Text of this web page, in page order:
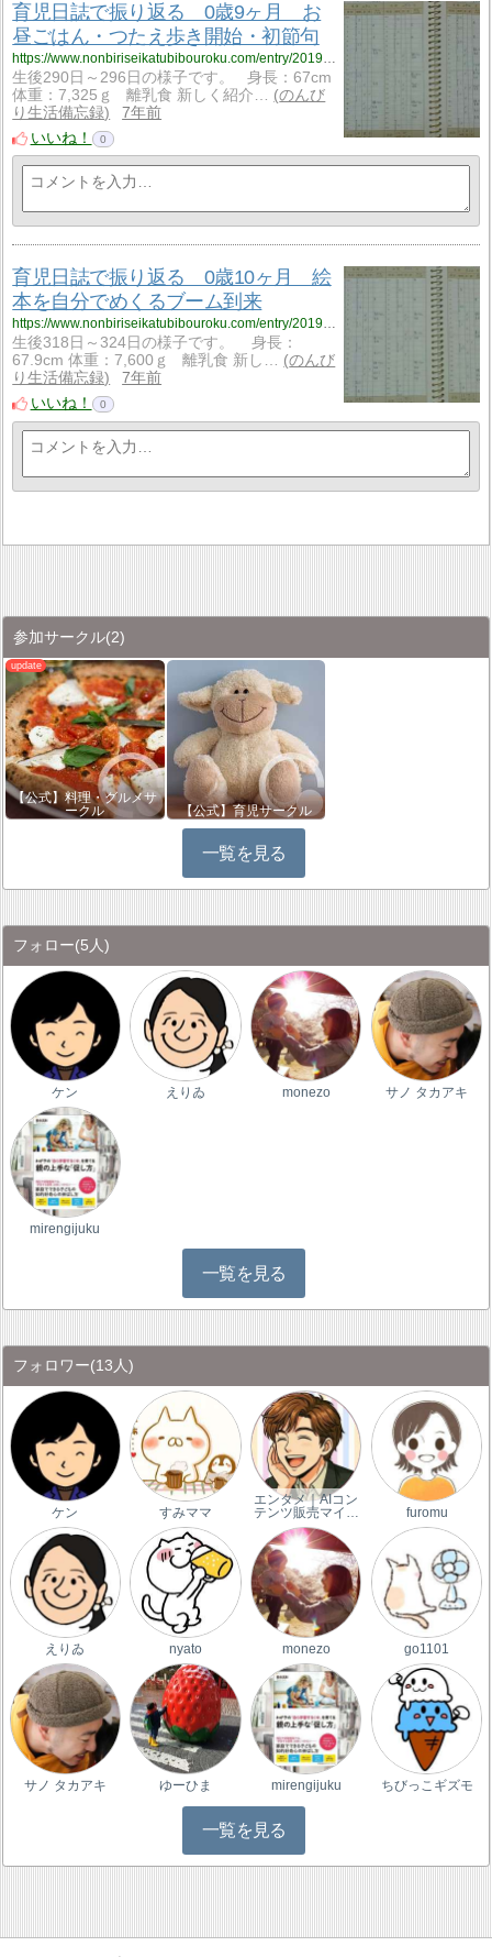
育児日誌で振り返る 0歳9ヶ月 お
昼ごはん・つたえ歩き開始・初節句
https://www.nonbiriseikatubibouroku.com/entry/2019/2/8/%E8%82%B2%E5%85%90%E6%97%A5%E8%AA%8C%E3%83%BB0%E6%AD%B39%E3%83%B6%E6%9C%88%E3%83%BB%E3%81%A4%E3%81%9F%E3%81%88%E6%AD%A9%E3%81%8D%E3%83%BB%E5%88%9D%E7%AF%80%E5%8F%A5?utm_source=feed
生後290日～296日の様子です。 身長：67cm
体重：7,325ｇ 離乳食 新しく紹介…
のんび
り生活備忘録
7年前
いいね！
0
育児日誌で振り返る 0歳10ヶ月 絵
本を自分でめくるブーム到来
https://www.nonbiriseikatubibouroku.com/entry/2019/2/11/%E8%82%B2%E5%85%90%E6%97%A5%E8%AA%8C%E3%83%BB0%E6%AD%B310%E3%83%B6%E6%9C%88?utm_source=feed
生後318日～324日の様子です。 身長：
67.9cm 体重：7,600ｇ 離乳食 新し…
のんび
り生活備忘録
7年前
いいね！
0
参加サークル(2)
【公式】料理・グルメサ
ークル
【公式】育児サークル
一覧を見る
フォロー(5人)
ケン えりゐ monezo サノ タカアキ
mirengijuku
一覧を見る
フォロワー(13人)
ケン すみママ
エンタメ｜AIコン
テンツ販売マイ…
furomu
えりゐ nyato monezo go1101
サノ タカアキ ゆーひま mirengijuku ちびっこギズモ
一覧を見る